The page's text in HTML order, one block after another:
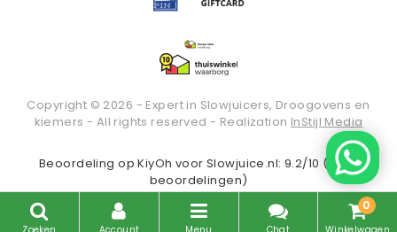
Copyright © 2026 - Expert in Slowjuicers, Droogovens en
kiemers - All rights reserved - Realization InStijl Media
0
Beoordeling opKiyOh voor Slowjuice.nl: 9.2/10 (2936
beoordelingen)